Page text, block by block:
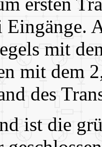
Eingänge.
mit
mit dem
des
ist die